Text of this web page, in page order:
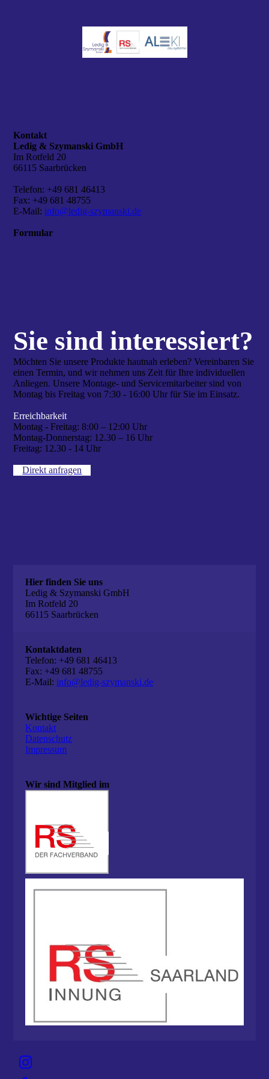
Kontakt
Ledig & Szymanski GmbH
Im Rotfeld 20
66115 Saarbrücken
Telefon: +49 681 46413
Fax: +49 681 48755
E-Mail: info@ledig-szymanski.de
Formular
Sie sind interes­siert?
Möchten Sie unsere Produkte hautnah erleben? Vereinbaren Sie
einen Termin, und wir nehmen uns Zeit für Ihre individuellen
Anliegen. Unsere Montage- und Servicemitarbeiter sind von
Montag bis Freitag von 7:30 - 16:00 Uhr für Sie im Einsatz.
Erreichbarkeit
Montag - Freitag: 8:00 – 12:00 Uhr
Montag-Donnerstag: 12.30 – 16 Uhr
Freitag: 12.30 - 14 Uhr
Direkt anfragen
Hier finden Sie uns
Ledig & Szymanski GmbH
Im Rotfeld 20
66115 Saarbrücken
Kontaktdaten
Telefon: +49 681 46413
Fax: +49 681 48755
E-Mail: info@ledig-szymanski.de
Wichtige Seiten
Kontakt
Datenschutz
Impressum
Wir sind Mitglied im